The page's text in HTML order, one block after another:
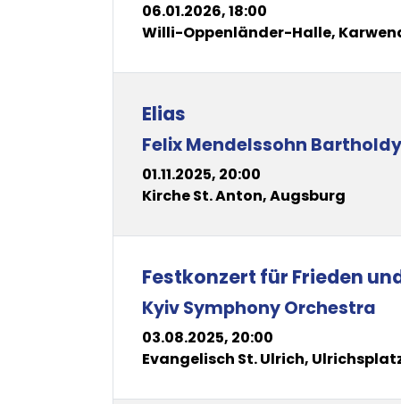
06.01.2026, 18:00
Willi-Oppenländer-Halle,
Elias
Felix Mendelssohn Bartholdy
01.11.2025, 20:00
Kirche St. Anton, Augsburg
Festkonzert für Frieden
Kyiv Symphony Orchestra
03.08.2025, 20:00
Evangelisch St. Ulrich,